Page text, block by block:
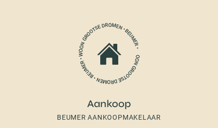
Aankoop
BEUMER AANKOOPMAKELAAR